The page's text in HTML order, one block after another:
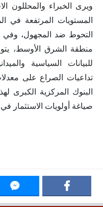
ويرى الخبراء والمحللون
المستويات المرتفعة في
التحوط ضد المجهول،
منطقة الشرق الأوسط،
للبيانات السياسية
تداعيات الصراع على
البنوك المركزية الكبرى
صياغة أولويات الاستثمار